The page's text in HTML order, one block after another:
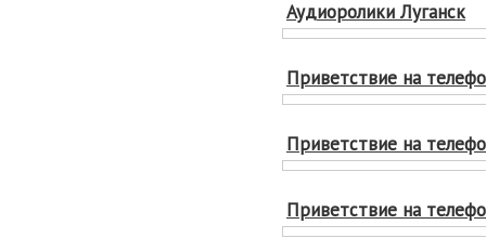
Аудиоролики Луганск
Приветствие на
Приветствие на
Приветствие на